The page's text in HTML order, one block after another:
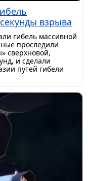
взрыва
гибель массивной
проследили
сверхновой,
и сделали
путей гибели